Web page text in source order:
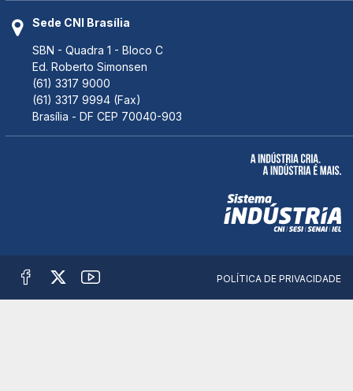
Sede CNI Brasília
SBN - Quadra 1 - Bloco C
Ed. Roberto Simonsen
(61) 3317 9000
(61) 3317 9994 (Fax)
Brasília - DF CEP 70040-903
POLÍTICA DE PRIVACIDADE